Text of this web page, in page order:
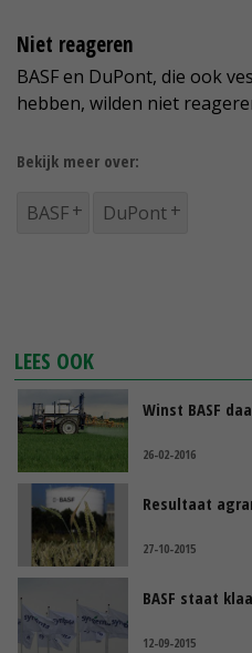
Niet reageren
BASF en DuPont, die ook
hebben, wilden niet
Bekijk meer over:
BASF DuPont
LEES OOK
Winst BASF
26-02-2016
Resultaat
27-10-2015
BASF staat
12-09-2015